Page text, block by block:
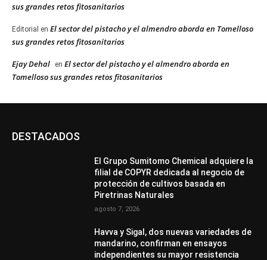
sus grandes retos fitosanitarios
Editorial en El sector del pistacho y el almendro aborda en Tomelloso
sus grandes retos fitosanitarios
Ejay Dehal en El sector del pistacho y el almendro aborda en
Tomelloso sus grandes retos fitosanitarios
DESTACADOS
El Grupo Sumitomo Chemical adquiere la
filial de COPYR dedicada al negocio de
protección de cultivos basada en
Piretrinas Naturales
agosto 7, 2026
Havva y Sigal, dos nuevas variedades de
mandarino, confirman en ensayos
independientes su mayor resistencia